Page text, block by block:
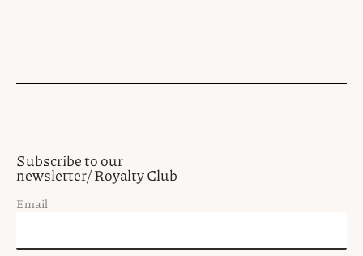
Subscribe to our
newsletter/ Royalty Club
Email